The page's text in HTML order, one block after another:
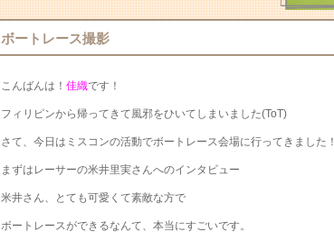
ボートレース撮影
こんばんは！ 佳織です！
フィリピンから帰ってきて風邪をひいてしまいました(ToT)
さて、今日はミスコンの活動でボートレース会場に行ってきました！
まずはレーサーの米井里実さんへのインタビュー
米井さん、とても可愛くて素敵な方で
ボートレースができるなんて、本当にすごいです。